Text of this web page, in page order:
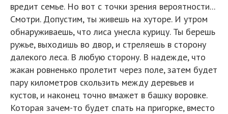
вредит семье. Но вот с точки зрения вероятности...
Смотри. Допустим, ты живешь на хуторе. И утром
обнаруживаешь, что лиса унесла курицу. Ты берешь
ружье, выходишь во двор, и стреляешь в сторону
далекого леса. В любую сторону. В надежде, что
жакан ровненько пролетит через поле, затем будет
пару километров скользить между деревьев и
кустов, и наконец точно вмажет в башку воровке.
Которая зачем-то будет спать на пригорке, вместо